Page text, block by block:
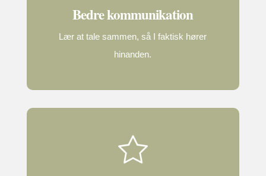
Bedre kommunikation
Lær at tale sammen, så I faktisk hører
hinanden.